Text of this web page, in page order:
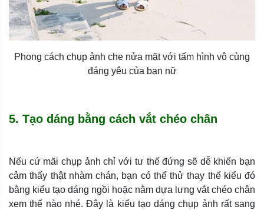
Phong cách chụp ảnh che nửa mặt với tấm hình vô cùng
đáng yêu của bạn nữ
5. Tạo dáng bằng cách vắt chéo chân
Nếu cứ mãi chụp ảnh chỉ với tư thế đứng sẽ dễ khiến bạn
cảm thấy thật nhàm chán, bạn có thể thử thay thế kiểu đó
bằng kiểu tạo dáng ngồi hoặc nằm dựa lưng vắt chéo chân
xem thế nào nhé. Đây là kiểu tạo dáng chụp ảnh rất sang